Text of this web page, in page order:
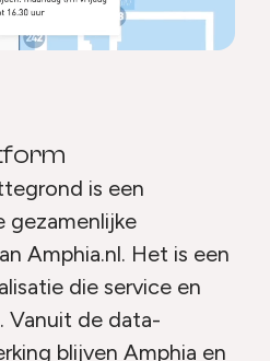
is een
gezamenlijke
Amphia.nl. Het is een
die service en
Vanuit de data-
blijven Amphia en